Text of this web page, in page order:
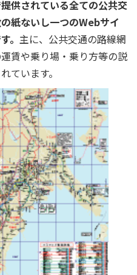
供されている全ての公共交
紙ないし一つのWebサイ
。 主に、公共交通の路線網
賃や乗り場・乗り方等の説
ています。